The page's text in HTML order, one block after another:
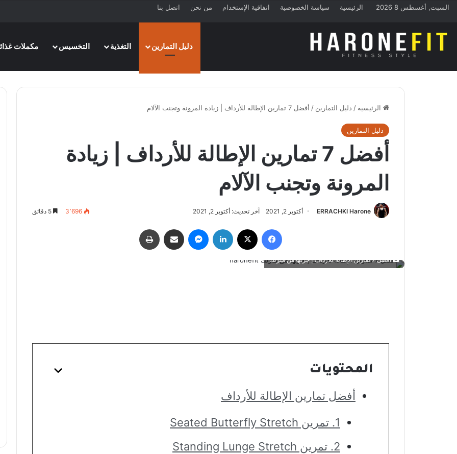
السبت, أغسطس 8 2026 الرئيسية سياسة الخصوصية اتفاقية الإستخدام من نحن اتصل بنا
دليل التمارين
التغذية التخسيس مكملات
الرئيسية / دليل التمارين / أفضل 7 تمارين الإطالة للأرداف | زيادة المرونة وتجنب الآلام
دليل التمارين
أفضل 7 تمارين الإطالة للأرداف | زيادة
المرونة وتجنب الآلام
ERRACHKI Harone أكتوبر 2, 2021 آخر تحديث: أكتوبر 2, 2021 3٬696
فيسبوك لينكدإن ماسنجر مشاركة عبر البريد
أفضل 7 تمارين الإطالة للأرداف | جربها من منزلك
المحتويات
أفضل تمارين الإطالة للأرداف
1. تمرين Seated Butterfly Stretch
2. تمرين Standing Lunge Stretch